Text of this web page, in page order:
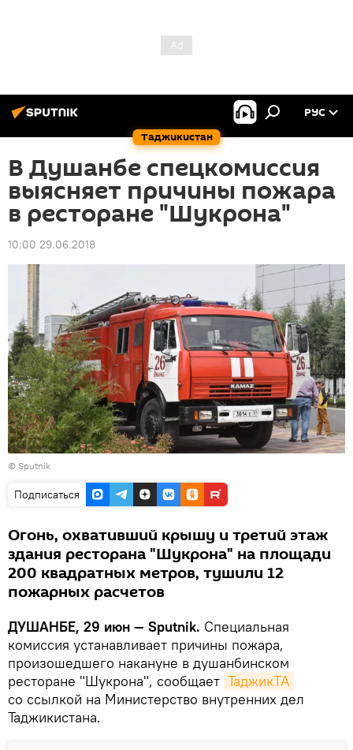
Таджикистан
РУС
В Душанбе спецкомиссия
выясняет причины пожара
в ресторане "Шукрона"
10:00 29.06.2018
© Sputnik
Подписаться
Огонь, охвативший крышу и третий этаж
здания ресторана "Шукрона" на площади
200 квадратных метров, тушили 12
пожарных расчетов
ДУШАНБЕ, 29 июн — Sputnik. Специальная
комиссия устанавливает причины пожара,
произошедшего накануне в душанбинском
ресторане "Шукрона", сообщает ТаджикТА
со ссылкой на Министерство внутренних дел
Таджикистана.